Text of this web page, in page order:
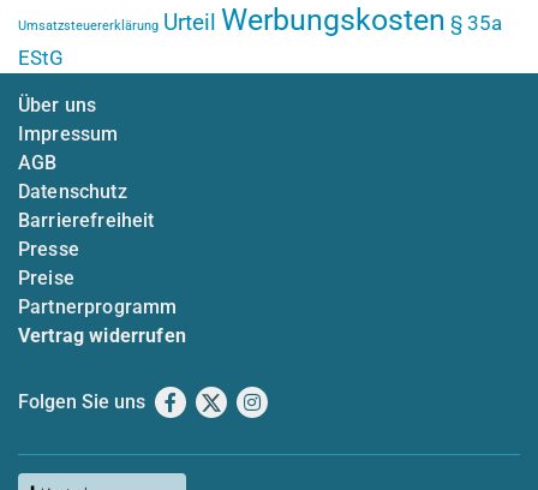
Umsatzsteuererklärung Urteil Werbungskosten § 35a
EStG
Über uns
Impressum
AGB
Datenschutz
Barrierefreiheit
Presse
Preise
Partnerprogramm
Vertrag widerrufen
Folgen Sie uns Facebook
X Instagram